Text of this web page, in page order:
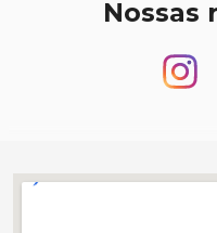
Nossas